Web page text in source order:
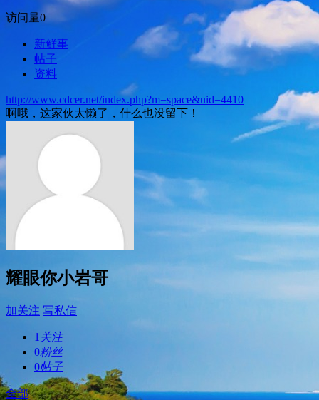
访问量0
新鲜事
帖子
资料
http://www.cdcer.net/index.php?m=space&uid=4410
啊哦，这家伙太懒了，什么也没留下！
耀眼你小岩哥
加关注 写私信
1 关注
0粉丝
0帖子
全部